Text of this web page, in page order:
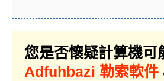
您是否懷疑計算機可
Adfuhbazi 勒索軟件